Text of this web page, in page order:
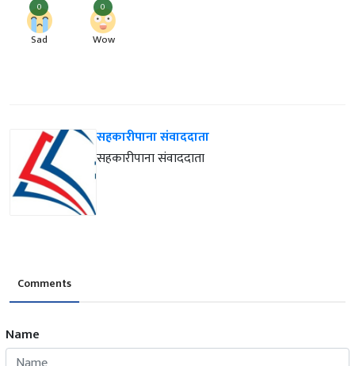
0
Sad
0
Wow
सहकारीपाना संवाददाता
सहकारीपाना संवाददाता
Comments
Name